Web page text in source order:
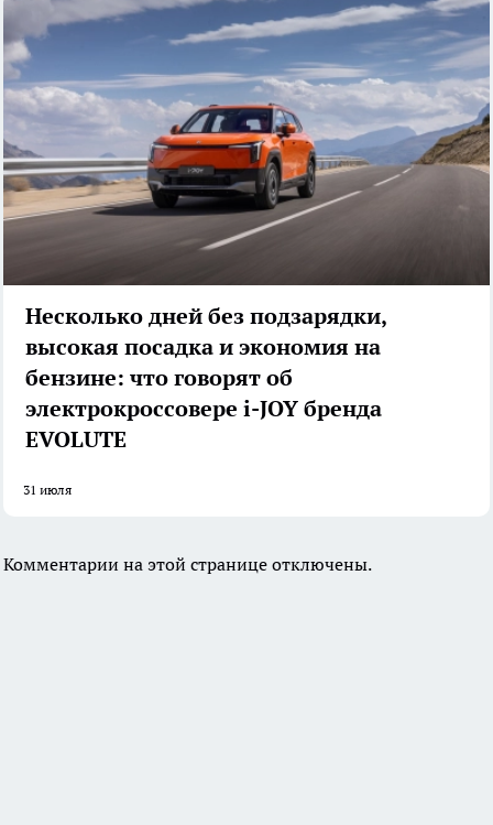
Несколько дней без подзарядки,
высокая посадка и экономия на
бензине: что говорят об
электрокроссовере i-JOY бренда
EVOLUTE
31 июля
Комментарии на этой странице отключены.